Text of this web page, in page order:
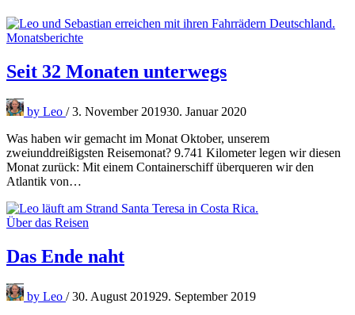
Monatsberichte
Seit 32 Monaten unterwegs
by Leo / 3. November 201930. Januar 2020
Was haben wir gemacht im Monat Oktober, unserem
zweiunddreißigsten Reisemonat? 9.741 Kilometer legen wir diesen
Monat zurück: Mit einem Containerschiff überqueren wir den
Atlantik von…
Über das Reisen
Das Ende naht
by Leo / 30. August 201929. September 2019